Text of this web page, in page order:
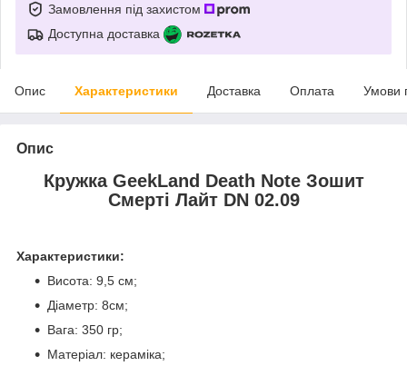
Замовлення під захистом
Доступна доставка
Опис Характеристики Доставка Оплата Умови
Опис
Кружка GeekLand Death Note Зошит
Смерті Лайт DN 02.09
Характеристики:
Висота: 9,5 см;
Діаметр: 8см;
Вага: 350 гр;
Матеріал: кераміка;